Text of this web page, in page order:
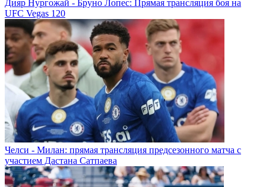
Дияр Нургожай - Бруно Лопес: Прямая трансляция боя на
UFC Vegas 120
Челси - Милан: прямая трансляция предсезонного матча с
участием Дастана Сатпаева